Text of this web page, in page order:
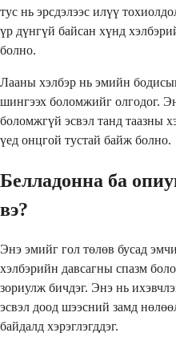
тус нь эрсдэлээс илүү
үр дүнгүй байсан хүнд
болно.
Лааны хэлбэр нь эмийн
шингээх боломжийг олгодог.
боломжгүй эсвэл танд таазны
үед онцгой тустай байж болно.
Белладонна ба
вэ?
Энэ эмийг гол төлөв бусад
хэлбэрийн давсагны спазм
зориулж бичдэг. Энэ нь
эсвэл доод шээсний замд
байдалд хэрэглэгддэг.